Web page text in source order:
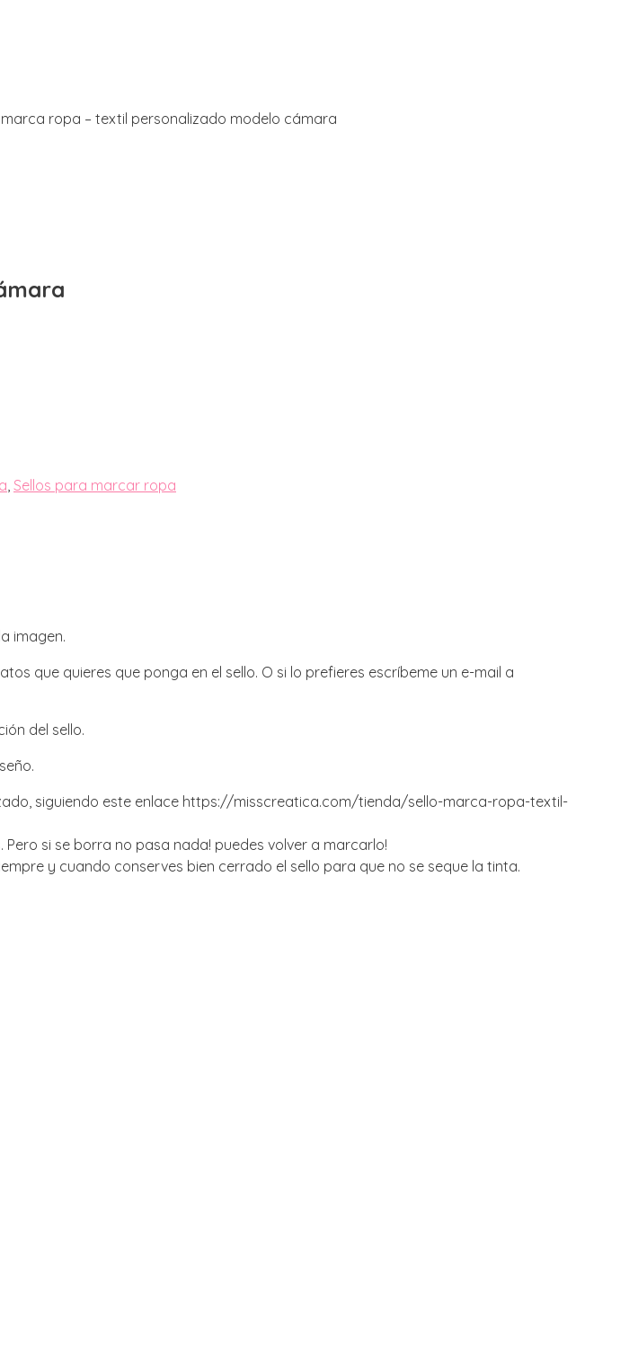
ropa – textil personalizado modelo cámara
Sellos para marcar ropa
imagen.
que quieres que ponga en el sello. O si lo prefieres escríbeme un e-mail a
del sello.
siguiendo este enlace https://misscreatica.com/tienda/sello-marca-ropa-textil-
si se borra no pasa nada! puedes volver a marcarlo!
y cuando conserves bien cerrado el sello para que no se seque la tinta.